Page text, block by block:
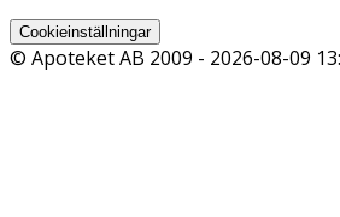
Cookieinställningar
© Apoteket AB 2009 - 2026-08-09